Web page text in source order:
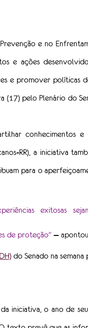
e no
e ações
e promover políticas
(17) pelo Plenário do
conhecimentos e
RR), a iniciativa
para o
exitosas
de proteção" —
do Senado na semana
iniciativa, o ano de